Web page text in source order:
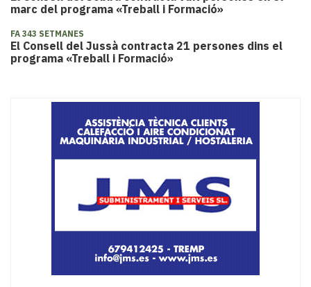
marc del programa «Treball i Formació»
FA 343 SETMANES
El Consell del Jussà contracta 21 persones dins el
programa «Treball i Formació»